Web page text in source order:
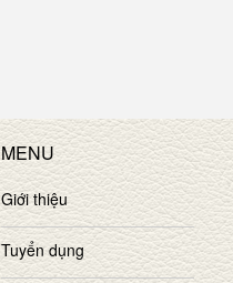
MENU
Giới thiệu
Tuyển dụng